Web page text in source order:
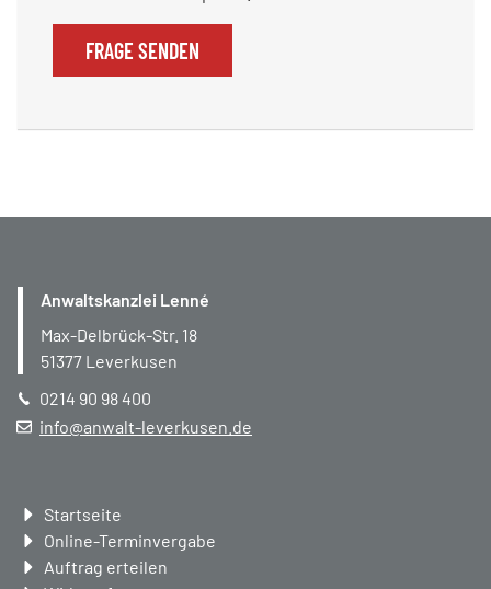
FRAGE SENDEN
Anwaltskanzlei Lenné
Max-Delbrück-Str. 18
51377 Leverkusen
0214 90 98 400
info@anwalt-leverkusen.de
Navigation
überspringen
Startseite
Online-Terminvergabe
Auftrag erteilen